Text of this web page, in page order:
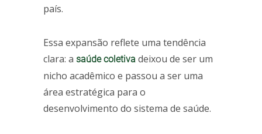
país.
Essa expansão reflete uma tendência
clara: a saúde coletiva deixou de ser um
nicho acadêmico e passou a ser uma
área estratégica para o
desenvolvimento do sistema de saúde.